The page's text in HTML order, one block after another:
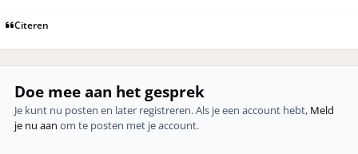
Citeren
Doe mee aan het gesprek
Je kunt nu posten en later registreren. Als je een account hebt, Meld
je nu aan om te posten met je account.